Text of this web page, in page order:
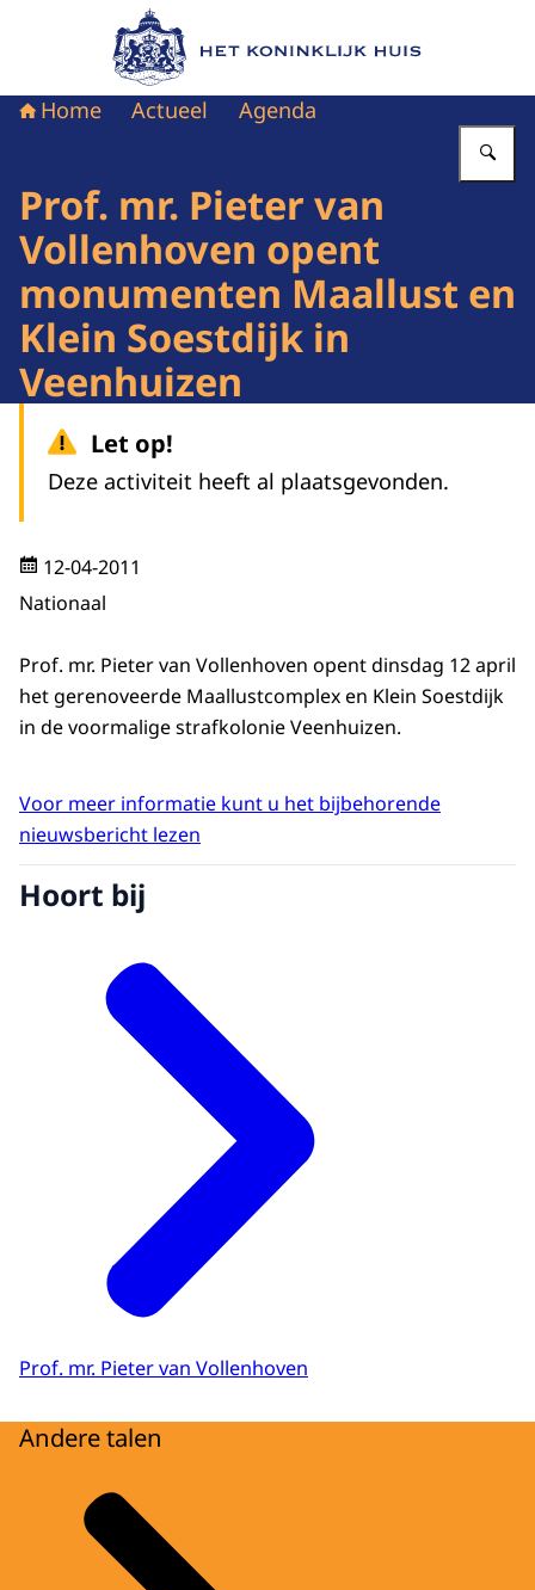
Naar de homepage van Het Koninklijk Huis
Home Actueel Agenda
Prof. mr. Pieter van
Vollenhoven opent
monumenten Maallust en
Klein Soestdijk in
Veenhuizen
Let op!
Deze activiteit heeft al plaatsgevonden.
12-04-2011
Nationaal
Prof. mr. Pieter van Vollenhoven opent dinsdag 12 april
het gerenoveerde Maallustcomplex en Klein Soestdijk
in de voormalige strafkolonie Veenhuizen.
Voor meer informatie kunt u het bijbehorende
nieuwsbericht lezen
Hoort bij
Prof. mr. Pieter van Vollenhoven
Andere talen